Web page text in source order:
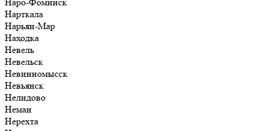
Нарткала
Нарьян-Мар
Находка
Невель
Невельск
Невинномысск
Невьянск
Нелидово
Неман
Нерехта